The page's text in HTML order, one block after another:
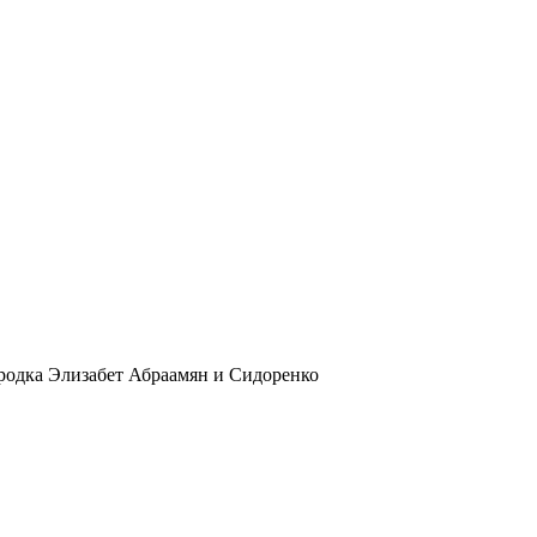
Элизабет Абраамян и Сидоренко